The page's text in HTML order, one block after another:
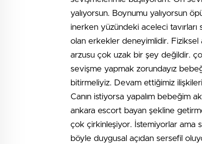
yalıyorsun. Boynumu yalıyorsun
inerken yüzündeki aceleci
olan erkekler deneyimlidir. Fiziksel
arzusu çok uzak bir şey değildir.
sevişme yapmak zorundayız
bitirmeliyiz. Devam ettiğimiz
Canın istiyorsa yapalım bebeğim
ankara escort bayan şekline
çok çirkinleşiyor. İstemiyorlar ama
böyle duygusal açıdan sersefil